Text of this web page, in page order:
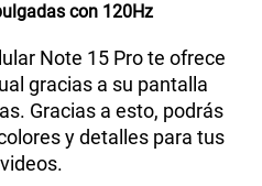
con 120Hz
Note 15 Pro te ofrece
gracias a su pantalla
Gracias a esto, podrás
y detalles para tus